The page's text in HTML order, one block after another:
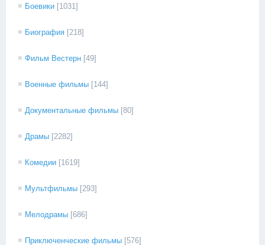
Боевики [1031]
Биография [218]
Фильм Вестерн [49]
Военные фильмы [144]
Документальные фильмы [80]
Драмы [2282]
Комедии [1619]
Мультфильмы [293]
Мелодрамы [686]
Приключенческие фильмы [576]